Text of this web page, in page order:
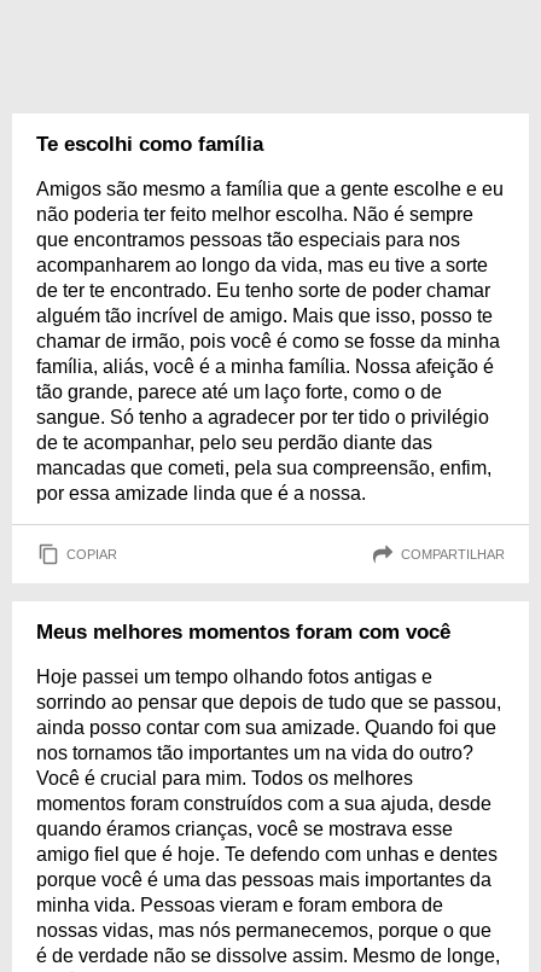
Te escolhi como família
Amigos são mesmo a família que a gente escolhe e eu
não poderia ter feito melhor escolha. Não é sempre
que encontramos pessoas tão especiais para nos
acompanharem ao longo da vida, mas eu tive a sorte
de ter te encontrado. Eu tenho sorte de poder chamar
alguém tão incrível de amigo. Mais que isso, posso te
chamar de irmão, pois você é como se fosse da minha
família, aliás, você é a minha família. Nossa afeição é
tão grande, parece até um laço forte, como o de
sangue. Só tenho a agradecer por ter tido o privilégio
de te acompanhar, pelo seu perdão diante das
mancadas que cometi, pela sua compreensão, enfim,
por essa amizade linda que é a nossa.
COPIAR COMPARTILHAR
Meus melhores momentos foram com você
Hoje passei um tempo olhando fotos antigas e
sorrindo ao pensar que depois de tudo que se passou,
ainda posso contar com sua amizade. Quando foi que
nos tornamos tão importantes um na vida do outro?
Você é crucial para mim. Todos os melhores
momentos foram construídos com a sua ajuda, desde
quando éramos crianças, você se mostrava esse
amigo fiel que é hoje. Te defendo com unhas e dentes
porque você é uma das pessoas mais importantes da
minha vida. Pessoas vieram e foram embora de
nossas vidas, mas nós permanecemos, porque o que
é de verdade não se dissolve assim. Mesmo de longe,